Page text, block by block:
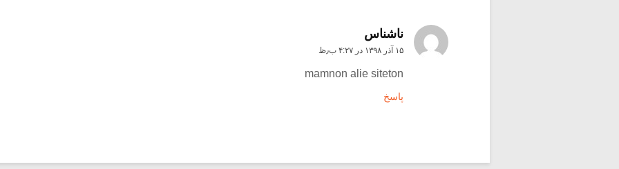
ناشناس
۱۵ آذر ۱۳۹۸ در ۴:۲۷ ب٫ظ
mamnon alie siteton
پاسخ